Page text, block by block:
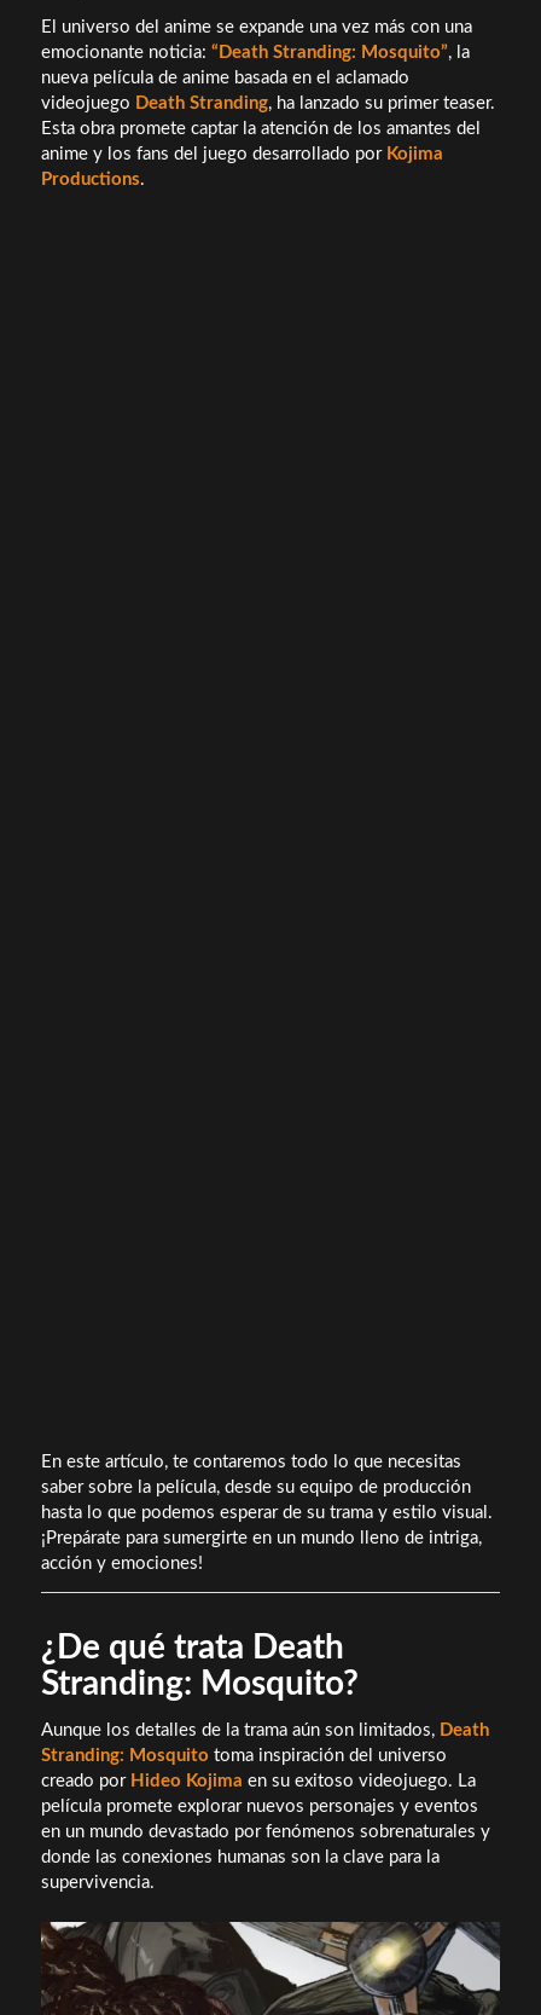
El universo del anime se expande una vez más con una
emocionante noticia: “Death Stranding: Mosquito”, la
nueva película de anime basada en el aclamado
videojuego Death Stranding, ha lanzado su primer teaser.
Esta obra promete captar la atención de los amantes del
anime y los fans del juego desarrollado por Kojima
Productions.
En este artículo, te contaremos todo lo que necesitas
saber sobre la película, desde su equipo de producción
hasta lo que podemos esperar de su trama y estilo visual.
¡Prepárate para sumergirte en un mundo lleno de intriga,
acción y emociones!
¿De qué trata Death
Stranding: Mosquito?
Aunque los detalles de la trama aún son limitados, Death
Stranding: Mosquito toma inspiración del universo
creado por Hideo Kojima en su exitoso videojuego. La
película promete explorar nuevos personajes y eventos
en un mundo devastado por fenómenos sobrenaturales y
donde las conexiones humanas son la clave para la
supervivencia.